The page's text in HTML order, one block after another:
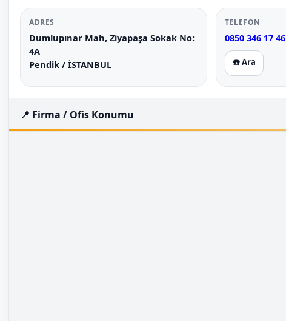
ADRES
Dumlupınar Mah, Ziyapaşa Sokak No:
4A
Pendik / İSTANBUL
TELEFON
0850 346 17 46
☎️ Ara
📍 Firma / Ofis Konumu